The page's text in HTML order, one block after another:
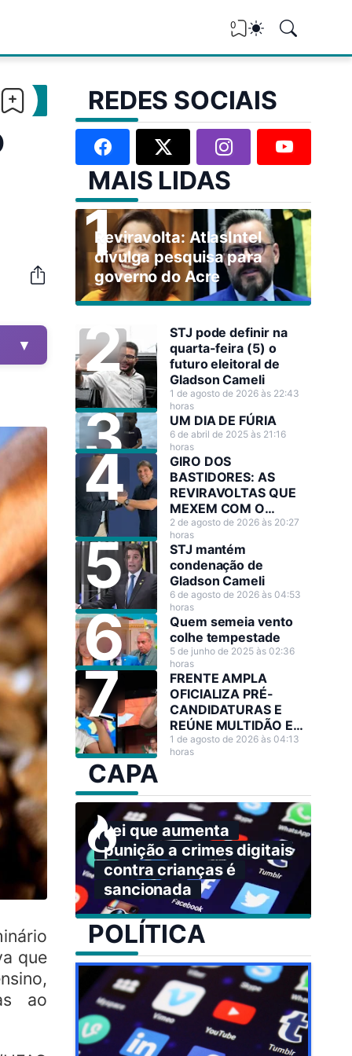
0
▼
que
ao
REDES SOCIAIS
MAIS LIDAS
Reviravolta: AtlasIntel
divulga pesquisa para
governo do Acre
STJ pode definir na
quarta-feira (5) o
futuro eleitoral de
Gladson Cameli
1 de agosto de 2026 às 22:43
horas
UM DIA DE FÚRIA
6 de abril de 2025 às 21:16
horas
GIRO DOS
BASTIDORES: AS
REVIRAVOLTAS QUE
MEXEM COM O
CENÁRIO POLÍTICO
2 de agosto de 2026 às 20:27
horas
STJ mantém
condenação de
Gladson Cameli
6 de agosto de 2026 às 04:53
horas
Quem semeia vento
colhe tempestade
5 de junho de 2025 às 02:36
horas
FRENTE AMPLA
OFICIALIZA PRÉ-
CANDIDATURAS E
REÚNE MULTIDÃO EM
GRANDE ATO NO
ACRE
1 de agosto de 2026 às 04:13
horas
CAPA
Lei que aumenta
punição a crimes digitais
contra crianças é
sancionada
POLÍTICA